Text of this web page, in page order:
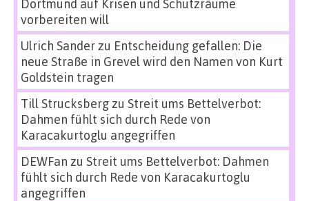
Dortmund auf Krisen und Schutzräume
vorbereiten will
Ulrich Sanderzu Entscheidung gefallen: Die
neue Straße in Grevel wird den Namen von Kurt
Goldstein tragen
Till Strucksbergzu Streit ums Bettelverbot:
Dahmen fühlt sich durch Rede von
Karacakurtoglu angegriffen
DEWFan zu Streit ums Bettelverbot: Dahmen
fühlt sich durch Rede von Karacakurtoglu
angegriffen